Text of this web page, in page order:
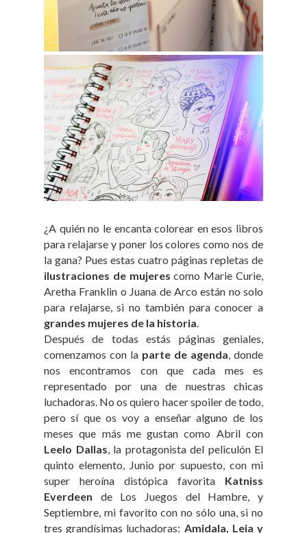
¿A quién no le encanta colorear en esos libros
para relajarse y poner los colores como nos de
la gana? Pues estas cuatro páginas repletas de
ilustraciones de mujeres como Marie Curie,
Aretha Franklin o Juana de Arco están no solo
para relajarse, si no también para conocer a
grandes mujeres de la historia.
Después de todas estás páginas geniales,
comenzamos con la parte de agenda, donde
nos encontramos con que cada mes es
representado por una de nuestras chicas
luchadoras. No os quiero hacer spoiler de todo,
pero sí que os voy a enseñar alguno de los
meses que más me gustan como Abril con
Leelo Dallas, la protagonista del peliculón El
quinto elemento, Junio por supuesto, con mi
super heroína distópica favorita Katniss
Everdeen de Los Juegos del Hambre, y
Septiembre, mi favorito con no sólo una, si no
tres grandísimas luchadoras: Amidala, Leia y